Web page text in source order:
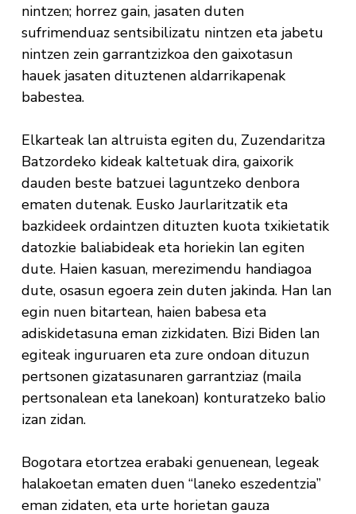
nintzen; horrez gain, jasaten duten
sufrimenduaz sentsibilizatu nintzen eta jabetu
nintzen zein garrantzizkoa den gaixotasun
hauek jasaten dituztenen aldarrikapenak
babestea.
Elkarteak lan altruista egiten du, Zuzendaritza
Batzordeko kideak kaltetuak dira, gaixorik
dauden beste batzuei laguntzeko denbora
ematen dutenak. Eusko Jaurlaritzatik eta
bazkideek ordaintzen dituzten kuota txikietatik
datozkie baliabideak eta horiekin lan egiten
dute. Haien kasuan, merezimendu handiagoa
dute, osasun egoera zein duten jakinda. Han lan
egin nuen bitartean, haien babesa eta
adiskidetasuna eman zizkidaten. Bizi Biden lan
egiteak inguruaren eta zure ondoan dituzun
pertsonen gizatasunaren garrantziaz (maila
pertsonalean eta lanekoan) konturatzeko balio
izan zidan.
Bogotara etortzea erabaki genuenean, legeak
halakoetan ematen duen “laneko eszedentzia”
eman zidaten, eta urte horietan gauza